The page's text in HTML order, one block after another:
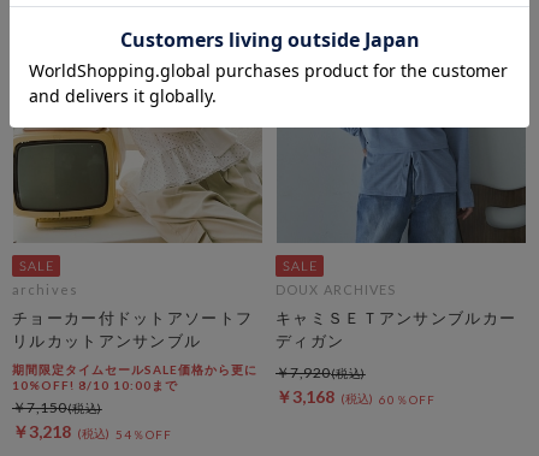
archives
チョーカー付ドットアソートフ
リルカットアンサンブル
期間限定タイムセールSALE価格から更に
10%OFF! 8/10 10:00まで
￥3,218 54％OFF
￥7,150
DOUX ARCHIVES
キャミＳＥＴアンサンブルカー
ディガン
￥3,168 60％OFF
￥7,920